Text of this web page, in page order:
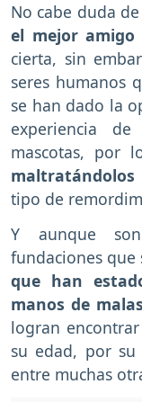
No cabe duda
el mejor amigo
cierta, sin
seres humanos
se han dado la
experiencia
mascotas, por
tipo de
Y aunque
fundaciones que
que han
manos de
logran
su edad, por su
entre muchas